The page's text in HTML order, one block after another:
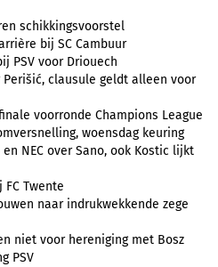
schikkingsvoorstel
bij SC Cambuur
PSV voor Driouech
clausule geldt alleen voor
voorronde Champions League
woensdag keuring
NEC over Sano, ook Kostic lijkt
Twente
naar indrukwekkende zege
niet voor hereniging met Bosz
PSV